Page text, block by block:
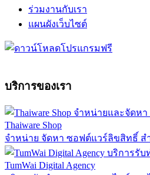
ร่วมงานกับเรา
แผนผังเว็บไซต์
บริการของเรา
Thaiware Shop
จำหน่าย จัดหา ซอฟต์แวร์ลิขสิทธิ์ ส
TumWai Digital Agency